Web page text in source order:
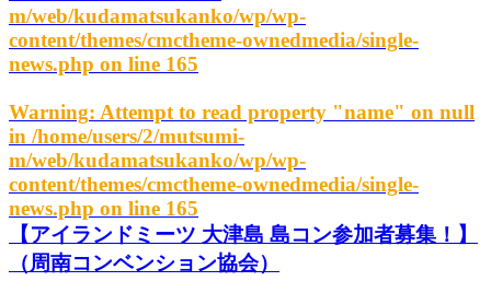
m/web/kudamatsukanko/wp/wp-
content/themes/cmctheme-ownedmedia/single-
news.php on line 165
Warning: Attempt to read property "name" on null
in /home/users/2/mutsumi-
m/web/kudamatsukanko/wp/wp-
content/themes/cmctheme-ownedmedia/single-
news.php on line 165
【アイランドミーツ 大津島 島コン参加者募集！】
（周南コンベンション協会）